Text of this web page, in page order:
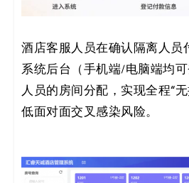
酒店客服人员在确认隔离人员
系统后台（手机端/电脑端均
人员的房间分配，实现全程“
低面对面交叉感染风险。